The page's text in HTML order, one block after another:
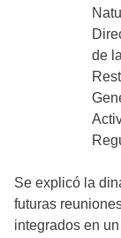
de
Se explicó la
futuras
integrados en